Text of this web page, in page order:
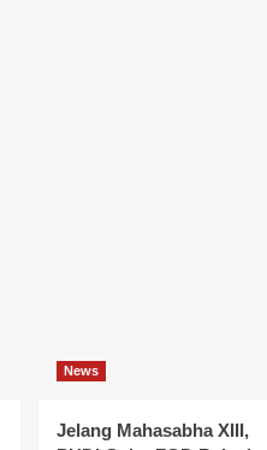
News
Jelang Mahasabha XIII,